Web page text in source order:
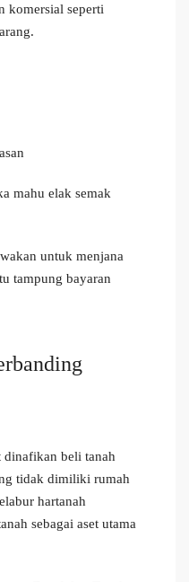
komersial seperti
mahu elak semak
untuk menjana
tampung bayaran
dinafikan beli tanah
tidak dimiliki rumah
hartanah
sebagai aset utama